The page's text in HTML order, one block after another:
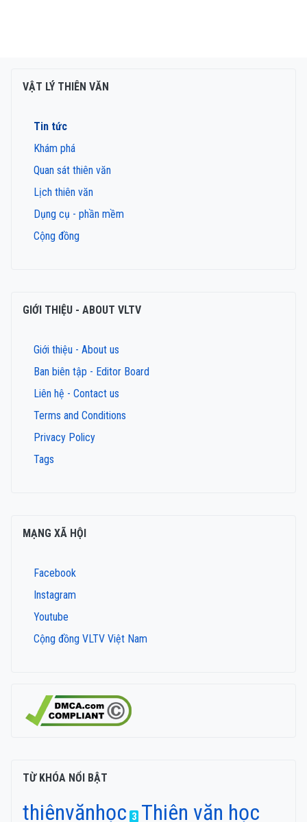
VẬT LÝ THIÊN VĂN
Tin tức
Khám phá
Quan sát thiên văn
Lịch thiên văn
Dụng cụ - phần mềm
Cộng đồng
GIỚI THIỆU - ABOUT VLTV
Giới thiệu - About us
Ban biên tập - Editor Board
Liên hệ - Contact us
Terms and Conditions
Privacy Policy
Tags
MẠNG XÃ HỘI
Facebook
Instagram
Youtube
Cộng đồng VLTV Việt Nam
TỪ KHÓA NỔI BẬT
thiênvănhọc 3 Thiên văn học